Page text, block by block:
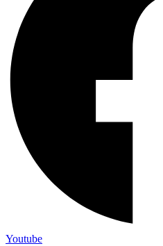
Youtube